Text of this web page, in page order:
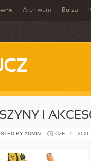
Archiwum Burza
I
BY ADMIN CZE - 5 - 2026